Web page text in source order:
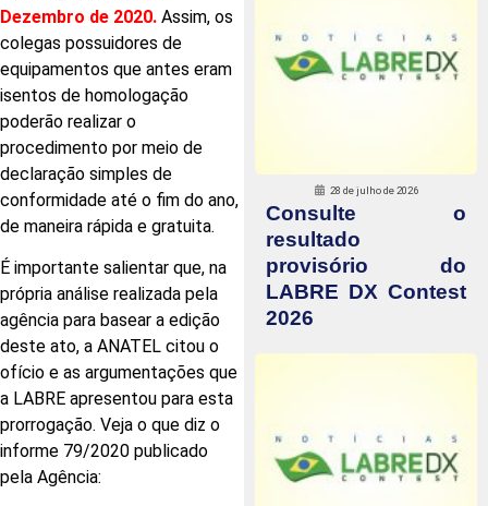
Dezembro de 2020. Assim, os
colegas possuidores de
equipamentos que antes eram
isentos de homologação
poderão realizar o
procedimento por meio de
declaração simples de
conformidade até o fim do ano,
de maneira rápida e gratuita.
É importante salientar que, na
própria análise realizada pela
agência para basear a edição
deste ato, a ANATEL citou o
ofício e as argumentações que
a LABRE apresentou para esta
prorrogação. Veja o que diz o
informe 79/2020 publicado
pela Agência:
28 de julho de 2026
Consulte o
resultado
provisório do
LABRE DX Contest
2026